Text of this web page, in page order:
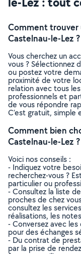
Comment trouver
Castelnau-le-Lez ?
Vous cherchez un
vous ? Sélectionnez
ou postez votre
proximité de votre
relation avec tous
professionnels et
de vous répondre
C’est gratuit, simple
Comment bien
Castelnau-le-Lez ?
Voici nos conseils :
- Indiquez votre
recherchez-vous ?
particulier ou
- Consultez la liste
proches de chez
consultez les
réalisations, les
- Conversez avec
pour des échanges
- Du contrat de
par la prise de